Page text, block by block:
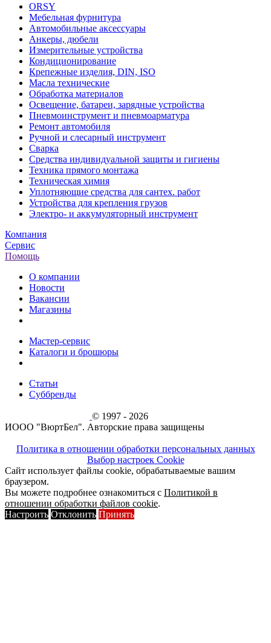
ORSY
Мебельная фурнитура
Автомобильные аксессуары
Анкеры, дюбели
Измерительные устройства
Кондиционирование
Крепежные изделия, DIN, ISO
Масла технические
Обработка материалов
Освещение, батареи, зарядные устройства
Пневмоинструмент и пневмоарматура
Ремонт автомобиля
Ручной и слесарный инструмент
Сварка
Средства индивидуальной защиты и гигиены
Техника прямого монтажа
Техническая химия
Уплотняющие средства для сантех. работ
Устройства для крепления грузов
Электро- и аккумуляторный инструмент
Компания
Сервис
Помощь
О компании
Новости
Вакансии
Магазины
Мастер-сервис
Каталоги и брошюры
Статьи
Суббренды
© 1997 - 2026
ИООО "ВюртБел". Авторские права защищены
Политика в отношении обработки персональных данных
Выбор настроек Cookie
Сайт использует файлы cookie, обрабатываемые вашим
браузером.
Вы можете подробнее ознакомиться с Политикой в
отношении обработки файлов cookie.
Настроить Отклонить Принять